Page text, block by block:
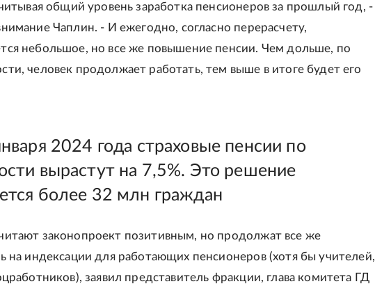
общий уровень заработка пенсионеров за прошлый год, -
Чаплин. - И ежегодно, согласно перерасчету,
небольшое, но все же повышение пенсии. Чем дольше, по
человек продолжает работать, тем выше в итоге будет его
2024 года страховые пенсии по
вырастут на 7,5%. Это решение
более 32 млн граждан
законопроект позитивным, но продолжат все же
на индексации для работающих пенсионеров (хотя бы учителей,
заявил представитель фракции, глава комитета ГД